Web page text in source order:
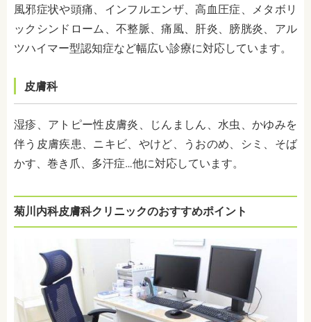
風邪症状や頭痛、インフルエンザ、高血圧症、メタボリ
ックシンドローム、不整脈、痛風、肝炎、膀胱炎、アル
ツハイマー型認知症など幅広い診療に対応しています。
皮膚科
湿疹、アトピー性皮膚炎、じんましん、水虫、かゆみを
伴う皮膚疾患、ニキビ、やけど、うおのめ、シミ、そば
かす、巻き爪、多汗症…他に対応しています。
菊川内科皮膚科クリニックのおすすめポイント